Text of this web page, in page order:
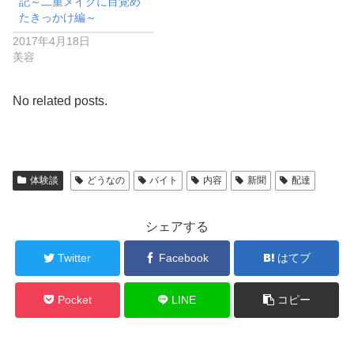
たきっかけ編～
2017年4月18日
美容
No related posts.
体験談 どうなの バイト 内容 新聞 配達
シェアする
Twitter Facebook はてブ
Pocket LINE コピー